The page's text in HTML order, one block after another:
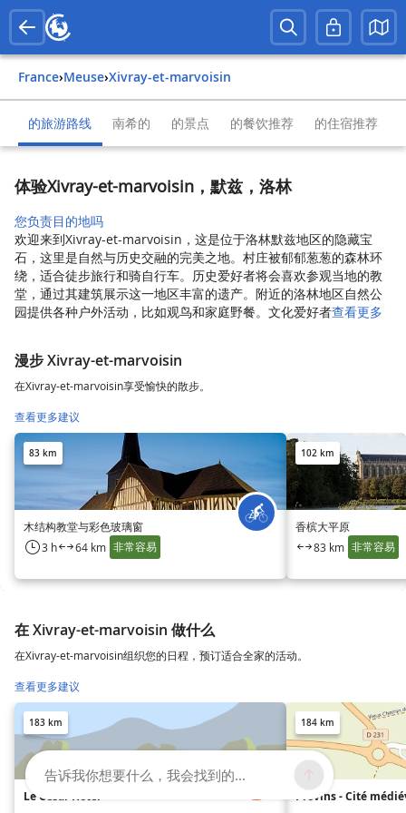
France› Meuse› Xivray-et-marvoisin
的旅游路线 南希的 的景点 的餐饮推荐 的住宿推荐
体验Xivray-et-marvoisin，默兹，洛林
您负责目的地吗
欢迎来到Xivray-et-marvoisin，这是位于洛林默兹地区的隐藏宝
石，这里是自然与历史交融的完美之地。村庄被郁郁葱葱的森林环
绕，适合徒步旅行和骑自行车。历史爱好者将会喜欢参观当地的教
堂，通过其建筑展示这一地区丰富的遗产。附近的洛林地区自然公
园提供各种户外活动，比如观鸟和家庭野餐。文化爱好者查看更多
漫步 Xivray-et-marvoisin
在Xivray-et-marvoisin享受愉快的散步。
查看更多建议
83 km
木结构教堂与彩色玻璃窗
3 h 64 km 非常容易
102 km
香槟大平原
83 km 非常容易
在 Xivray-et-marvoisin 做什么
在Xivray-et-marvoisin组织您的日程，预订适合全家的活动。
查看更多建议
183 km
Le César Hôtel
184 km
Provins - Cité
告诉我你想要什么，我会找到的...